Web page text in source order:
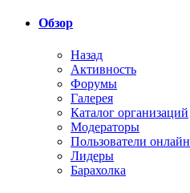
Обзор
Назад
Активность
Форумы
Галерея
Каталог организаций
Модераторы
Пользователи онлайн
Лидеры
Барахолка